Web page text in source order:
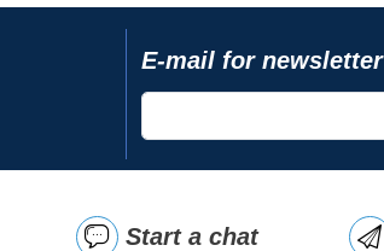
E-mail for newsletter
Start a chat